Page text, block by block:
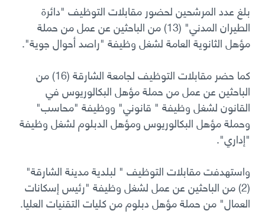
بلغ عدد المرشحين لحضور مقابلات التوظيف "دائرة
الطيران المدني" (13) من الباحثين عن عمل من حملة
مؤهل الثانوية العامة لشغل وظيفة "راصد أحوال جوية".
كما حضر مقابلات التوظيف لجامعة الشارقة (16) من
الباحثين عن عمل من حملة مؤهل البكالوريوس في
القانون لشغل وظيفة " قانوني" ووظيفة "محاسب"
وحملة مؤهل البكالوريوس ومؤهل الدبلوم لشغل وظيفة
"إداري".
واستهدفت مقابلات التوظيف " لبلدية مدينة الشارقة"
(2) من الباحثين عن عمل لشغل وظيفة "رئيس إسكانات
العمال" من حملة مؤهل دبلوم من كليات التقنيات العليا.